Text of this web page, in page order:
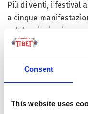
Consent
This website uses
Più di venti, i festival
a cinque
celebrazioni nei
variare, andiamo a
giugno – complice la
FOCUS TIBET